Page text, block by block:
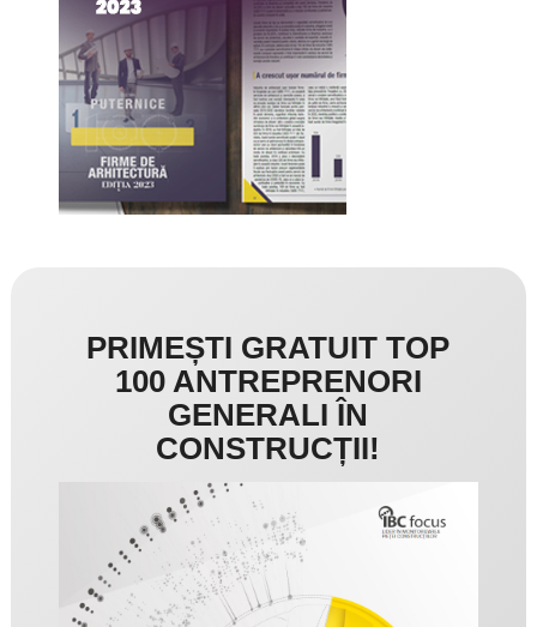
PRIMEȘTI GRATUIT TOP
100 ANTREPRENORI
GENERALI ÎN
CONSTRUCȚII!